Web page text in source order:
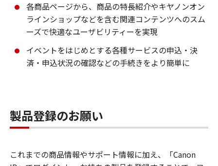
各商品ページから、商品の特長紹介やキヤノンオン
ラインショップなどを含む関連コンテンツへのスム
ーズで快適なユーザビリティーを実現
イベントをはじめとする各種サービスの申込・決
済・申込状況の確認などの手続きをより簡単に
製品登録のお願い
これまでの商品情報やサポート情報に加え、「Canon